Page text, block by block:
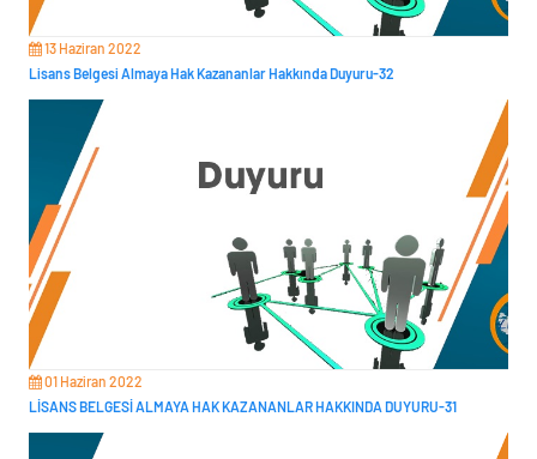
13 Haziran 2022
Lisans Belgesi Almaya Hak Kazananlar Hakkında Duyuru-32
01 Haziran 2022
LİSANS BELGESİ ALMAYA HAK KAZANANLAR HAKKINDA DUYURU-31